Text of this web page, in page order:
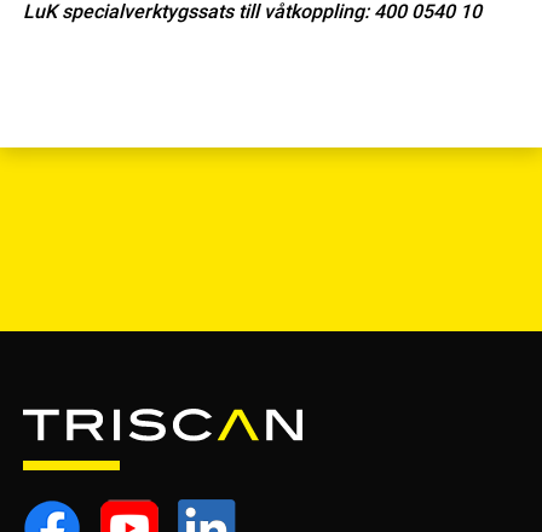
LuK specialverktygssats till våtkoppling: 400 0540 10